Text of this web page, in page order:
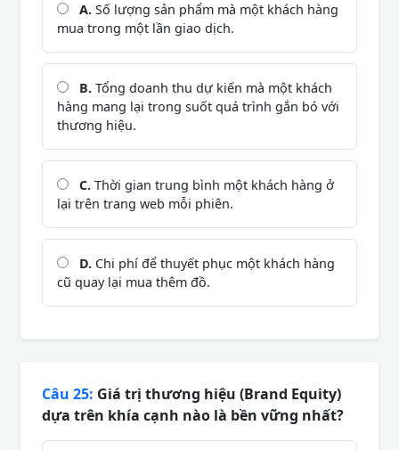
A. Số lượng sản phẩm mà một khách hàng
mua trong một lần giao dịch.
B. Tổng doanh thu dự kiến mà một khách
hàng mang lại trong suốt quá trình gắn bó với
thương hiệu.
C. Thời gian trung bình một khách hàng ở
lại trên trang web mỗi phiên.
D. Chi phí để thuyết phục một khách hàng
cũ quay lại mua thêm đồ.
Câu 25: Giá trị thương hiệu (Brand Equity)
dựa trên khía cạnh nào là bền vững nhất?